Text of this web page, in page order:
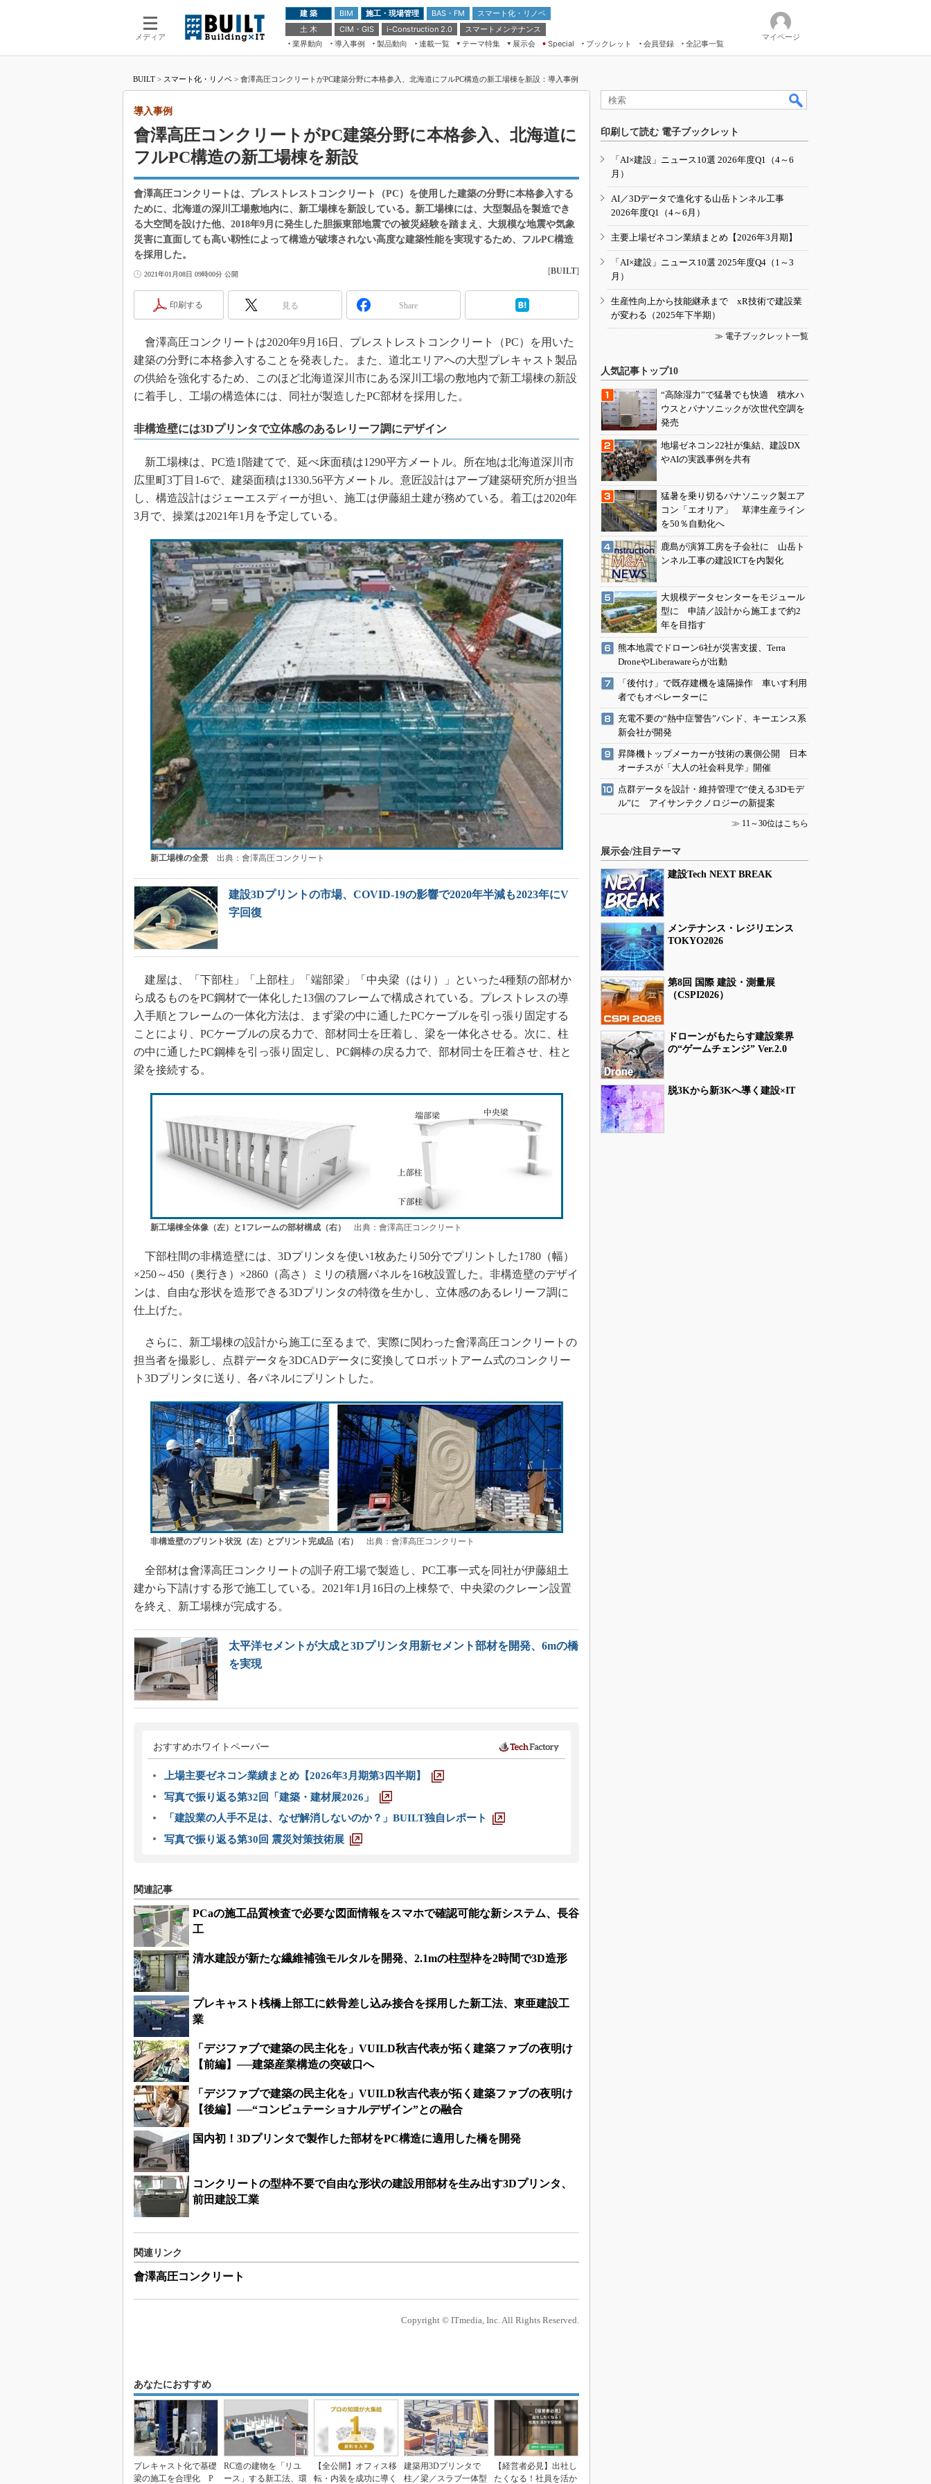
メディア
建 築 BIM 施工・現場管理 BAS・FM
スマート化・リノベ
土 木
CIM・GIS i-Construction 2.0
スマートメンテナンス
業界動向
導入事例 製品動向 連載一覧
テーマ特集
ドローンがもたらす建設業界の“ゲー
ムチェンジ” Ver.2.0
“Society5.0”時代のスマートビル
VR／ARが描くモノづくりのミライ
展示会
第8回 国際 建設・測量展
築・土木・不動産の先端技術展－
メンテナンス・レジリエンスOSAKA
日本 ものづくりワールド 2020
メンテナンス・レジリエンスTOKYO
2019
Special ブックレット 会員登録 全記事一覧
マイページ
BUILT > スマート化・リノベ > 會澤高圧コンクリートがPC建築分野に本格参入、北海道にフルPC構造の新工場棟を新設：導入事例
會澤高圧コンクリートがPC建築分野に本格参入、北海道に
フルPC構造の新工場棟を新設
導入事例
會澤高圧コンクリートは、プレストレストコンクリート（PC）を使用した建築の分野に本格参入する
ために、北海道の深川工場敷地内に、新工場棟を新設している。新工場棟には、大型製品を製造でき
る大空間を設けた他、2018年9月に発生した胆振東部地震での被災経験を踏まえ、大規模な地震や気象
災害に直面しても高い靱性によって構造が破壊されない高度な建築性能を実現するため、フルPC構造
を採用した。
2021年01月08日 09時00分 公開 [BUILT]
印刷する 見る Share
會澤高圧コンクリートは2020年9月16日、プレストレストコンクリート（PC）を用いた
建築の分野に本格参入することを発表した。また、道北エリアへの大型プレキャスト製品
の供給を強化するため、このほど北海道深川市にある深川工場の敷地内で新工場棟の新設
に着手し、工場の構造体には、同社が製造したPC部材を採用した。
非構造壁には3Dプリンタで立体感のあるレリーフ調にデザイン
新工場棟は、PC造1階建てで、延べ床面積は1290平方メートル。所在地は北海道深川市
広里町3丁目1-6で、建築面積は1330.56平方メートル。意匠設計はアーブ建築研究所が担当
し、構造設計はジェーエスディーが担い、施工は伊藤組土建が務めている。着工は2020年
3月で、操業は2021年1月を予定している。
新工場棟の全景出典：會澤高圧コンクリート
建設3Dプリントの市場、COVID-19の影響で2020年半減も2023年にV
字回復
建屋は、「下部柱」「上部柱」「端部梁」「中央梁（はり）」といった4種類の部材か
ら成るものをPC鋼材で一体化した13個のフレームで構成されている。プレストレスの導
入手順とフレームの一体化方法は、まず梁の中に通したPCケーブルを引っ張り固定する
ことにより、PCケーブルの戻る力で、部材同士を圧着し、梁を一体化させる。次に、柱
の中に通したPC鋼棒を引っ張り固定し、PC鋼棒の戻る力で、部材同士を圧着させ、柱と
梁を接続する。
新工場棟全体像（左）と1フレームの部材構成（右） 出典：會澤高圧コンクリート
下部柱間の非構造壁には、3Dプリンタを使い1枚あたり50分でプリントした1780（幅）
×250～450（奥行き）×2860（高さ）ミリの積層パネルを16枚設置した。非構造壁のデザイ
ンは、自由な形状を造形できる3Dプリンタの特徴を生かし、立体感のあるレリーフ調に
仕上げた。
さらに、新工場棟の設計から施工に至るまで、実際に関わった會澤高圧コンクリートの
担当者を撮影し、点群データを3DCADデータに変換してロボットアーム式のコンクリー
ト3Dプリンタに送り、各パネルにプリントした。
非構造壁のプリント状況（左）とプリント完成品（右） 出典：會澤高圧コンクリート
全部材は會澤高圧コンクリートの訓子府工場で製造し、PC工事一式を同社が伊藤組土
建から下請けする形で施工している。2021年1月16日の上棟祭で、中央梁のクレーン設置
を終え、新工場棟が完成する。
太平洋セメントが大成と3Dプリンタ用新セメント部材を開発、6mの橋
を実現
おすすめホワイトペーパー
上場主要ゼネコン業績まとめ【2026年3月期第3四半期】
写真で振り返る第32回「建築・建材展2026」
「建設業の人手不足は、なぜ解消しないのか？」BUILT独自レポート
写真で振り返る第30回 震災対策技術展
関連記事
PCaの施工品質検査で必要な図面情報をスマホで確認可能な新システム、長谷
工
清水建設が新たな繊維補強モルタルを開発、2.1mの柱型枠を2時間で3D造形
プレキャスト桟橋上部工に鉄骨差し込み接合を採用した新工法、東亜建設工
業
「デジファブで建築の民主化を」VUILD秋吉代表が拓く建築ファブの夜明け
【前編】──建築産業構造の突破口へ
「デジファブで建築の民主化を」VUILD秋吉代表が拓く建築ファブの夜明け
【後編】──“コンピュテーショナルデザイン”との融合
国内初！3Dプリンタで製作した部材をPC構造に適用した橋を開発
コンクリートの型枠不要で自由な形状の建設用部材を生み出す3Dプリンタ、
前田建設工業
関連リンク
會澤高圧コンクリート
Copyright © ITmedia, Inc. All Rights Reserved.
あなたにおすすめ
プレキャスト化で基礎
梁の施工を合理化 P
RC造の建物を「リユ
ース」する新工法、環
【全公開】オフィス移
転・内装を成功に導く
建築用3Dプリンタで
柱／梁／スラブ一体型
【経営者必見】出社し
たくなる！社員を活か
印刷して読む 電子ブックレット
「AI×建設」ニュース10選 2026年度Q1（4～6
月）
AI／3Dデータで進化する山岳トンネル工事
2026年度Q1（4～6月）
主要上場ゼネコン業績まとめ【2026年3月期】
「AI×建設」ニュース10選 2025年度Q4（1～3
月）
生産性向上から技能継承まで xR技術で建設業
が変わる（2025年下半期）
≫ 電子ブックレット一覧
人気記事トップ10
“高除湿力”で猛暑でも快適 積水ハ
ウスとパナソニックが次世代空調を
発売
地場ゼネコン22社が集結、建設DX
やAIの実践事例を共有
猛暑を乗り切るパナソニック製エア
コン「エオリア」 草津生産ライン
を50％自動化へ
鹿島が演算工房を子会社に 山岳ト
ンネル工事の建設ICTを内製化
大規模データセンターをモジュール
型に 申請／設計から施工まで約2
年を目指す
熊本地震でドローン6社が災害支援、Terra
DroneやLiberawareらが出動
「後付け」で既存建機を遠隔操作 車いす利用
者でもオペレーターに
充電不要の“熱中症警告”バンド、キーエンス系
新会社が開発
昇降機トップメーカーが技術の裏側公開 日本
オーチスが「大人の社会科見学」開催
点群データを設計・維持管理で“使える3Dモデ
ル”に アイサンテクノロジーの新提案
≫ 11～30位はこちら
展示会/注目テーマ
建設Tech NEXT BREAK
メンテナンス・レジリエンス
TOKYO2026
第8回 国際 建設・測量展
（CSPI2026）
ドローンがもたらす建設業界
の“ゲームチェンジ” Ver.2.0
脱3Kから新3Kへ導く建設×IT